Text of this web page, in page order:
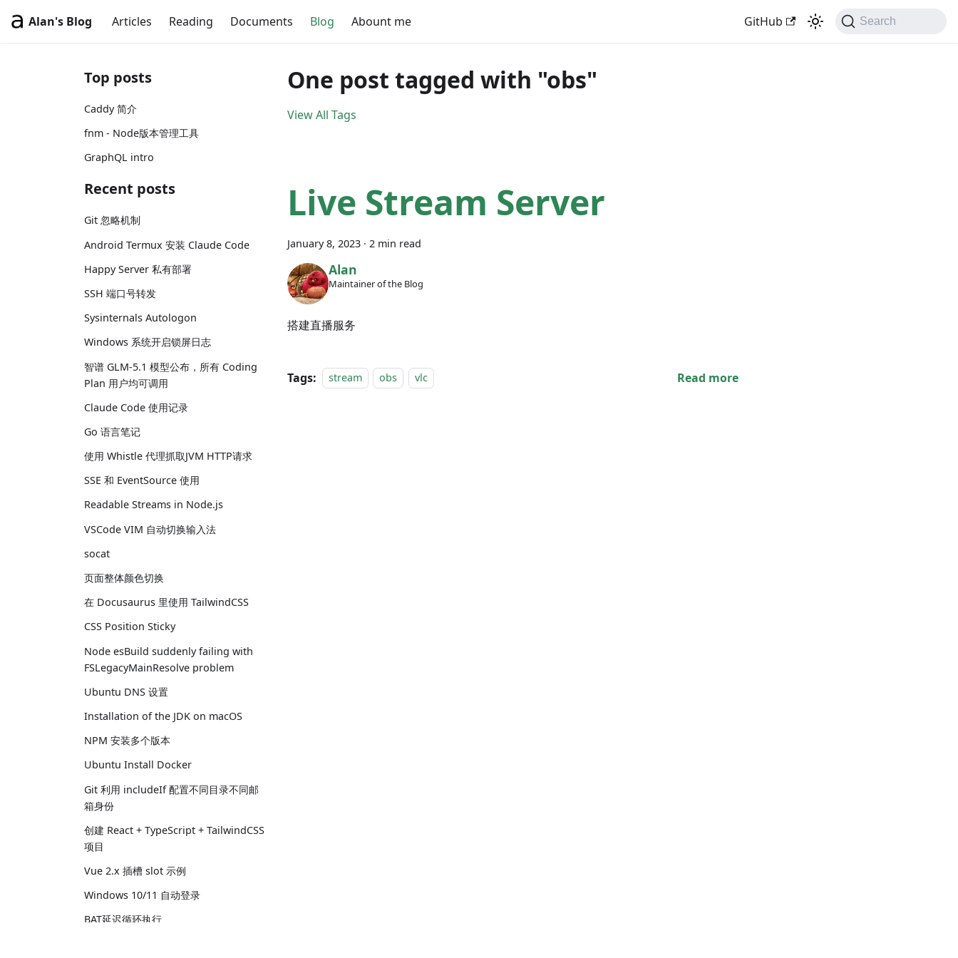
Alan's Blog Articles Reading Documents Blog Abount me GitHub Search
Top posts
Caddy 简介
fnm - Node版本管理工具
GraphQL intro
Recent posts
Git 忽略机制
Android Termux 安装 Claude Code
Happy Server 私有部署
SSH 端口号转发
Sysinternals Autologon
Windows 系统开启锁屏日志
智谱 GLM-5.1 模型公布，所有 Coding
Plan 用户均可调用
Claude Code 使用记录
Go 语言笔记
使用 Whistle 代理抓取JVM HTTP请求
SSE 和 EventSource 使用
Readable Streams in Node.js
VSCode VIM 自动切换输入法
socat
页面整体颜色切换
在 Docusaurus 里使用 TailwindCSS
CSS Position Sticky
Node esBuild suddenly failing with
FSLegacyMainResolve problem
Ubuntu DNS 设置
Installation of the JDK on macOS
NPM 安装多个版本
Ubuntu Install Docker
Git 利用 includeIf 配置不同目录不同邮
箱身份
创建 React + TypeScript + TailwindCSS
项目
Vue 2.x 插槽 slot 示例
Windows 10/11 自动登录
BAT延迟循环执行
One post tagged with "obs"
View All Tags
Live Stream Server
January 8, 2023 · 2 min read
Alan
Maintainer of the Blog
搭建直播服务
Tags: stream obs vlc Read more